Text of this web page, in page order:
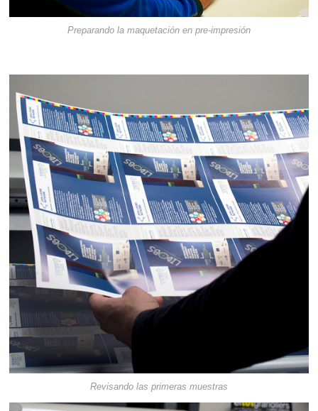
Preparando la maquetación en pre-impresión
Revisando las primeras muestras